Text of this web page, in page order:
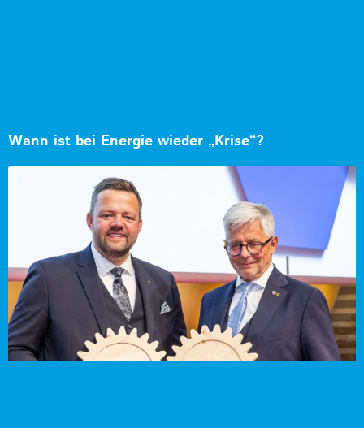
Wann ist bei Energie wieder „Krise“?